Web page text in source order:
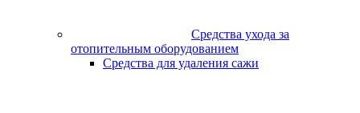
Средства ухода за
отопительным оборудованием
Средства для удаления сажи